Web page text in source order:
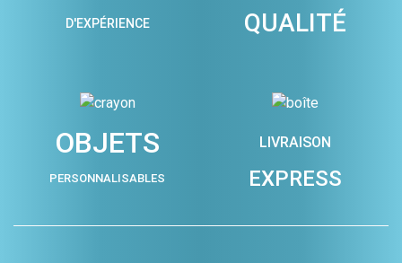
D'EXPÉRIENCE QUALITÉ
OBJETS
PERSONNALISABLES
LIVRAISON
EXPRESS